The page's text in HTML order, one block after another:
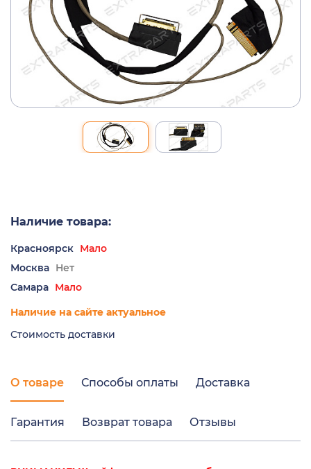
Наличие товара:
Красноярск Мало
Москва Нет
Самара Мало
Наличие на сайте актуальное
Стоимость доставки
О товаре Способы оплаты Доставка
Гарантия Возврат товара Отзывы